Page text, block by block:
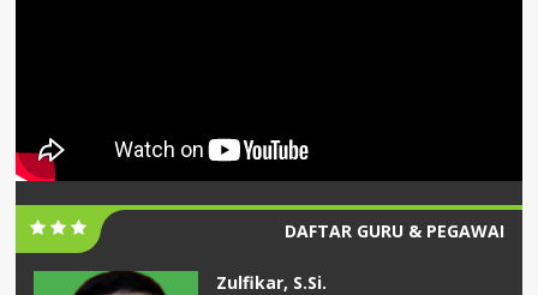
DAFTAR GURU & PEGAWAI
Zulfikar, S.Si.